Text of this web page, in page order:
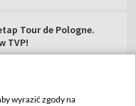
Tour de Pologne.
TVP!
wyrazić zgody na